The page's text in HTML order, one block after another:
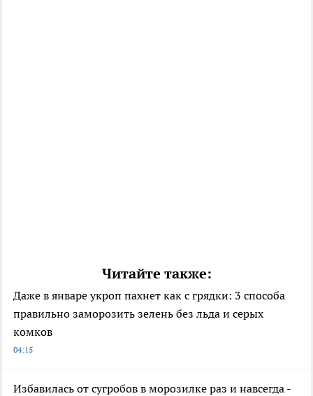
Читайте также:
Даже в январе укроп пахнет как с грядки: 3 способа
правильно заморозить зелень без льда и серых
комков
04:15
Избавилась от сугробов в морозилке раз и навсегда -